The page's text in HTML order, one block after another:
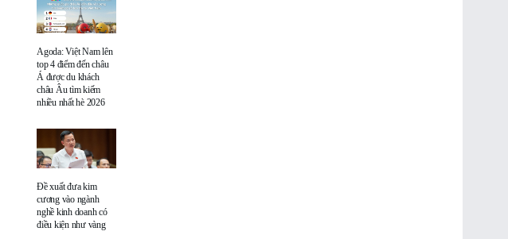
Agoda: Việt Nam lên
top 4 điểm đến châu
Á được du khách
châu Âu tìm kiếm
nhiều nhất hè 2026
Đề xuất đưa kim
cương vào ngành
nghề kinh doanh có
điều kiện như vàng